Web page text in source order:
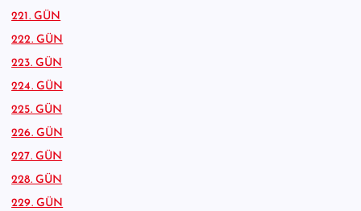
221. GÜN
222. GÜN
223. GÜN
224. GÜN
225. GÜN
226. GÜN
227. GÜN
228. GÜN
229. GÜN